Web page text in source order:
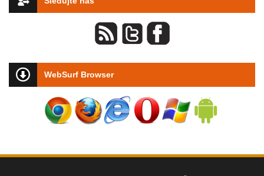
WebSurf Browser